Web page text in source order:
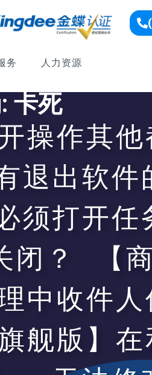
务 人力资源
卡死
操作其
退出软件
须打开任
闭？ 【
中收件人
舰版】在